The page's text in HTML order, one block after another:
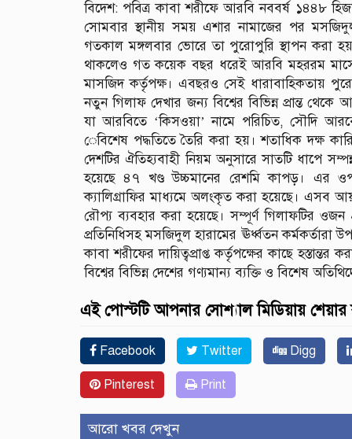
বিদেশ: পবিত্র কাবা শরীফে আরবি নববর্ষ ১৪৪৮
সোমবার স্থানীয় সময় এশার নামাজের পর
গতকাল মঙ্গলবার ভোরে তা পুরোপুরি স্থাপন করা
থাকলেও গত কয়েক বছর ধরেই আরবি মহররম
মাসজিদ কর্তৃপক্ষ। এবছরও সেই ধারাবাহিকতায়
নতুন গিলাফ দেখার জন্য বিশ্বের বিভিন্ন প্রান্ত
যা আরবিতে ‘কিসওয়া’ নামে পরিচিত, সৌদি
েবিশেষ পদ্ধতিতে তৈরি করা হয়। শতাধিক দক্ষ
দেশটির ঐতিহ্যবাহী নিয়ম অনুসারে সাতটি ধাপে
হয়েছে ৪৭ খণ্ড উচ্চমানের রেশমি কাপড়। এর
ক্যালিগ্রাফির মাধ্যমে অলংকৃত করা হয়েছে। এসব
রৌপ্য ব্যবহার করা হয়েছে। সম্পূর্ণ গিলাফটির ওজন
প্রতিনিধিসহ মসজিদুল হারামের ঊর্ধ্বতন
কাবা শরীফের দায়িত্বপ্রাপ্ত কর্তৃপক্ষের কাছে
বিশ্বের বিভিন্ন দেশের গণ্যমান্য ব্যক্তি ও বিশেষ
এই পোস্টটি আপনার সোশ্যাল মিডিয়ায়
Facebook Twitter Digg
Pinterest Print
আরো খবর দেখুন